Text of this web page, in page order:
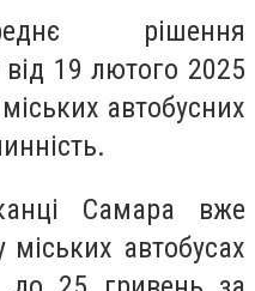
рішення
від 19 лютого 2025
автобусних
Самара вже
міських автобусах